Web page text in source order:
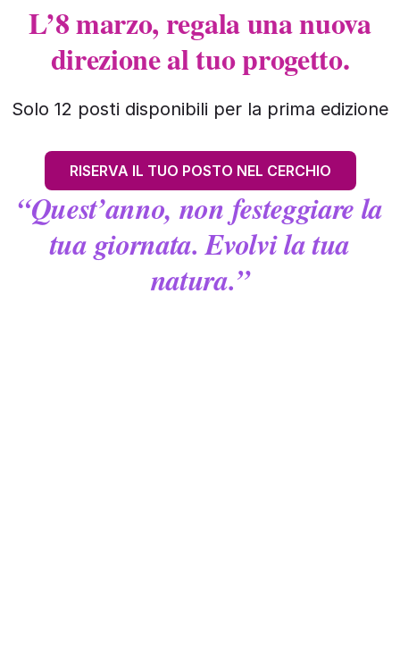
L’8 marzo, regala una nuova
direzione al tuo progetto.
Solo 12 posti disponibili per la prima edizione
RISERVA IL TUO POSTO NEL CERCHIO
“Quest’anno, non festeggiare la
tua giornata. Evolvi la tua
natura.”